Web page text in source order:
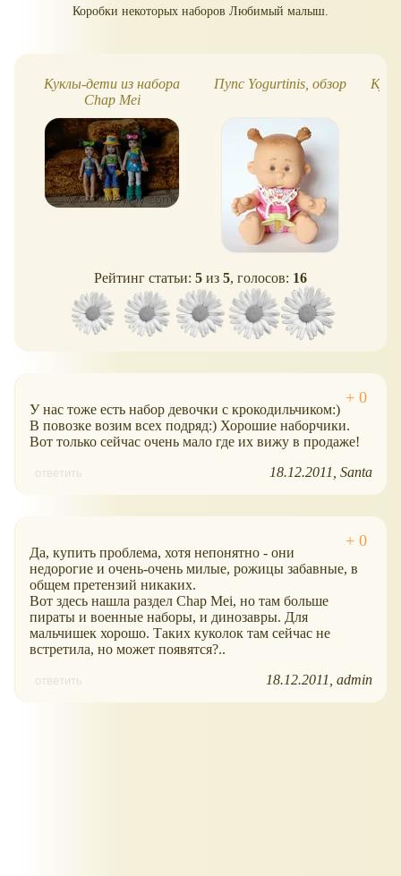
Коробки некоторых наборов Любимый малыш.
Куклы-дети из набора
Chap Mei
Пупс Yogurtinis, обзор
Рейтинг статьи: 5 из 5, голосов: 16
У нас тоже есть набор девочки с крокодильчиком:)
В повозке возим всех подряд:) Хорошие наборчики.
Вот только сейчас очень мало где их вижу в продаже!
ответить 18.12.2011 Santa
Да, купить проблема, хотя непонятно - они
недорогие и очень-очень милые, рожицы забавные, в
общем претензий никаких.
Вот здесь нашла раздел Chap Mei, но там больше
пираты и военные наборы, и динозавры. Для
мальчишек хорошо. Таких куколок там сейчас не
встретила, но может появятся?..
ответить 18.12.2011 admin